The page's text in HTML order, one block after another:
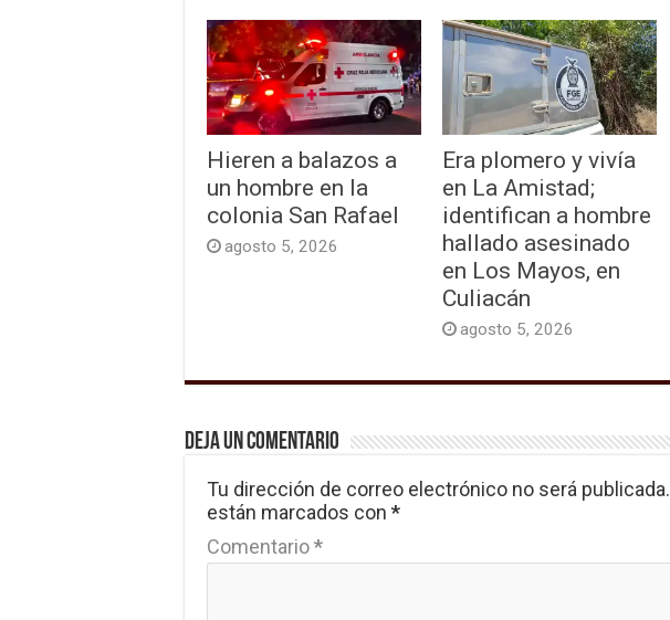
Hieren a balazos a
un hombre en la
colonia San Rafael
agosto 5, 2026
Era plomero y vivía
en La Amistad;
identifican a hombre
hallado asesinado
en Los Mayos, en
Culiacán
agosto 5, 2026
Deja un comentario
Tu dirección de correo electrónico no será publicada.
están marcados con *
Comentario*